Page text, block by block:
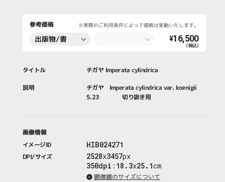
参考価格 ※実際のご利用条件によって価格は変動いたします。
出版物/書
¥16,500
（税込）
タイトル チガヤ Imperata cylindrica
説明
チガヤ Imperata cylindrica var. koenigii
5.23 切り抜き用
画像情報
イメージID
HIB024271
DPI/サイズ 2528x3457px
350dpi : 18.3x25.1cm
顕微鏡のサイズについて